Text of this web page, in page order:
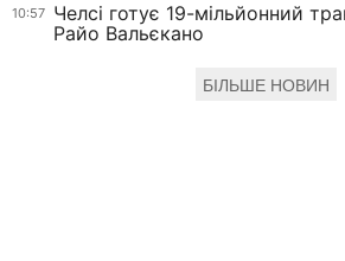
10:57 Челсі готує 19-мільйонний
Райо Вальєкано
БІЛЬШЕ НОВИН